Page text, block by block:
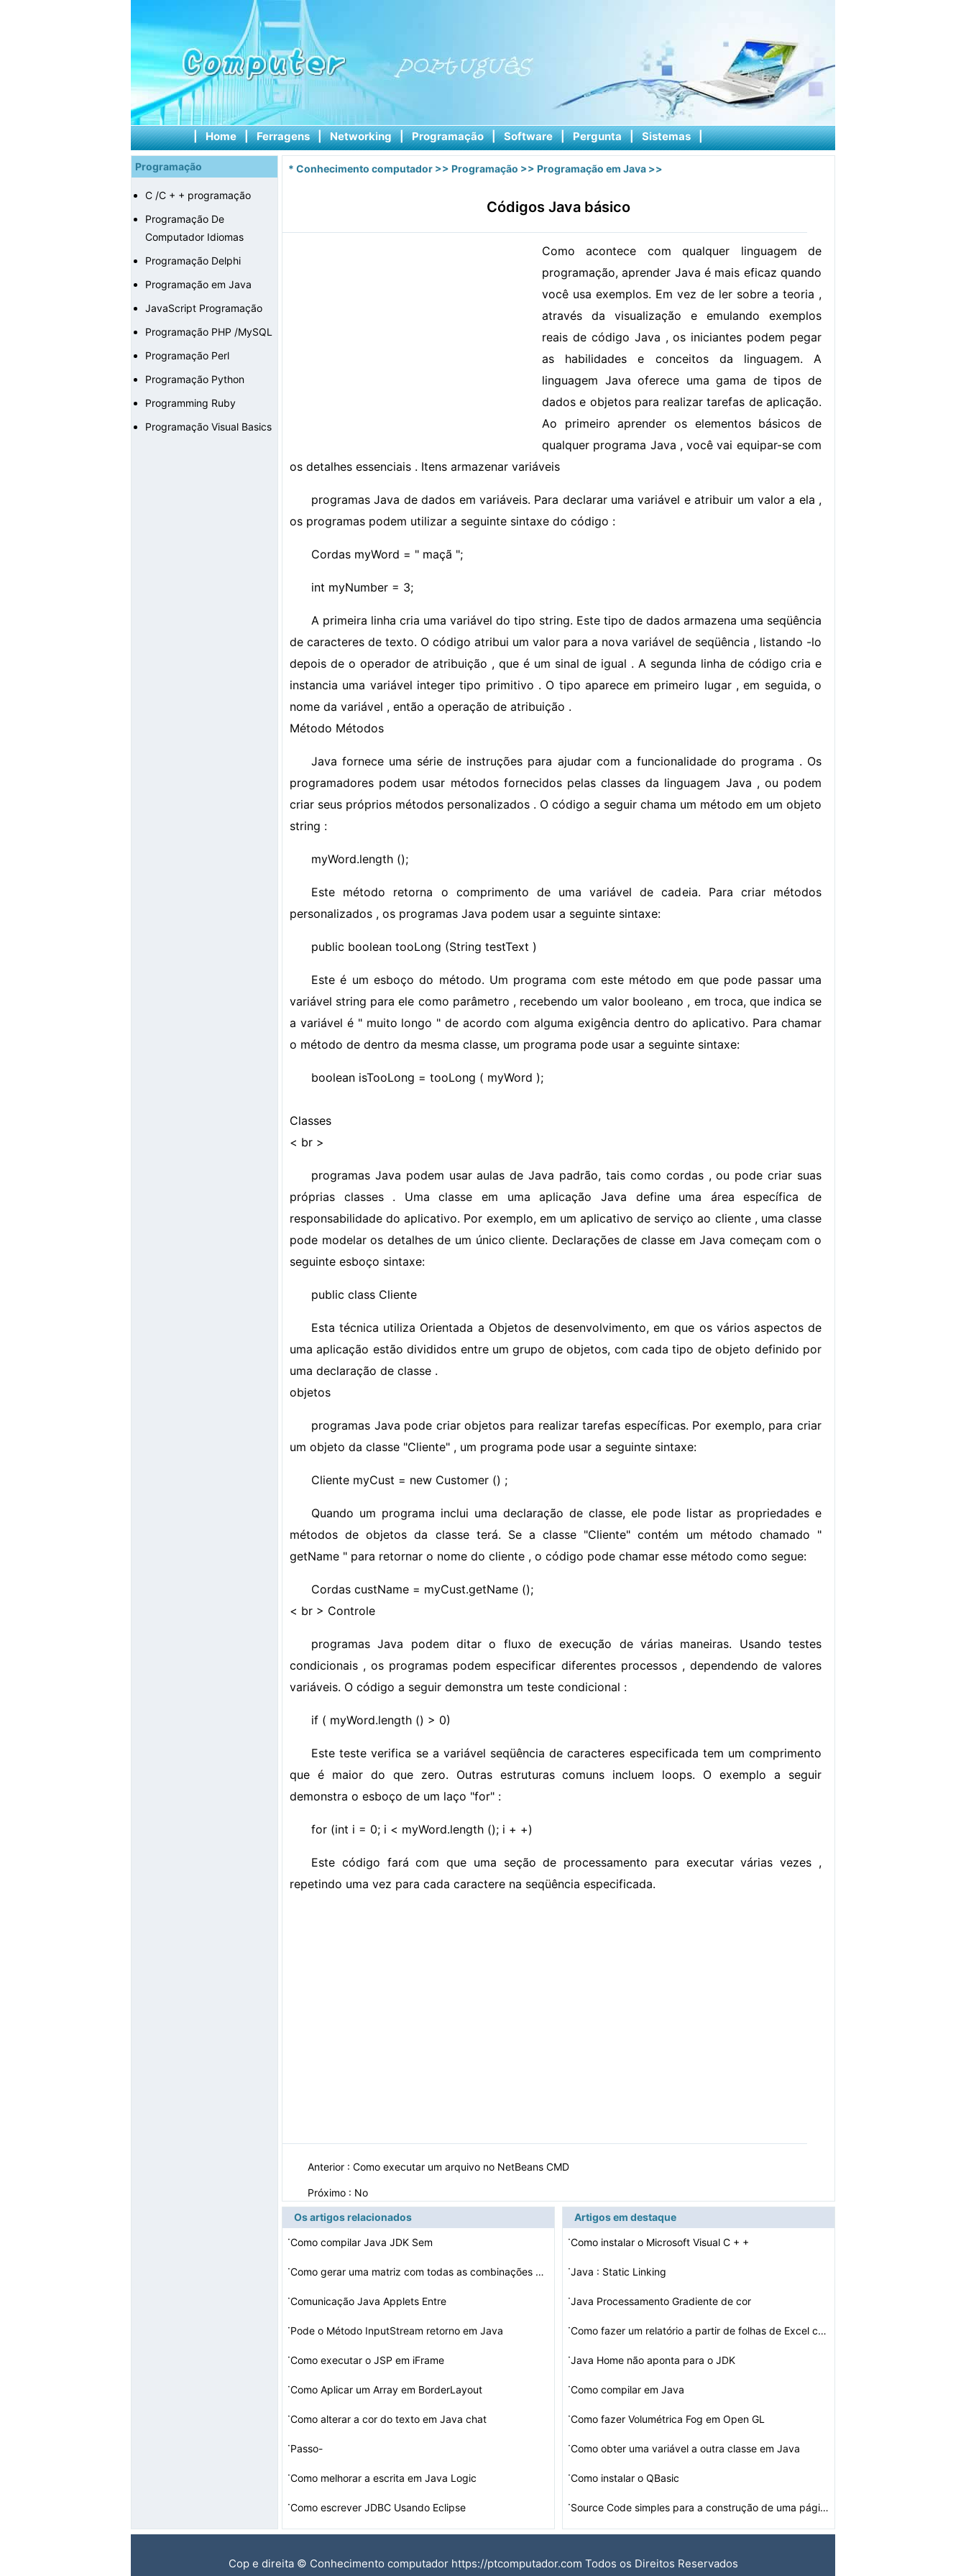
| Home | Ferragens | Networking | Programação | Software | Pergunta | Sistemas |
Programação
C /C + + programação
Programação De
Computador Idiomas
Programação Delphi
Programação em Java
JavaScript Programação
Programação PHP /MySQL
Programação Perl
Programação Python
Programming Ruby
Programação Visual Basics
* Conhecimento computador >> Programação >> Programação em Java >>
Códigos Java básico
Como acontece com qualquer linguagem de
programação, aprender Java é mais eficaz quando
você usa exemplos. Em vez de ler sobre a teoria ,
através da visualização e emulando exemplos
reais de código Java , os iniciantes podem pegar
as habilidades e conceitos da linguagem. A
linguagem Java oferece uma gama de tipos de
dados e objetos para realizar tarefas de aplicação.
Ao primeiro aprender os elementos básicos de
qualquer programa Java , você vai equipar-se com
os detalhes essenciais . Itens armazenar variáveis ​​
programas Java de dados em variáveis. Para declarar uma variável e atribuir um valor a ela ,
os programas podem utilizar a seguinte sintaxe do código :
Cordas myWord = " maçã ";
int myNumber = 3;
A primeira linha cria uma variável do tipo string. Este tipo de dados armazena uma seqüência
de caracteres de texto. O código atribui um valor para a nova variável de seqüência , listando -lo
depois de o operador de atribuição , que é um sinal de igual . A segunda linha de código cria e
instancia uma variável integer tipo primitivo . O tipo aparece em primeiro lugar , em seguida, o
nome da variável , então a operação de atribuição .
Método Métodos
Java fornece uma série de instruções para ajudar com a funcionalidade do programa . Os
programadores podem usar métodos fornecidos pelas classes da linguagem Java , ou podem
criar seus próprios métodos personalizados . O código a seguir chama um método em um objeto
string :
myWord.length ();
Este método retorna o comprimento de uma variável de cadeia. Para criar métodos
personalizados , os programas Java podem usar a seguinte sintaxe:
public boolean tooLong (String testText )
Este é um esboço do método. Um programa com este método em que pode passar uma
variável string para ele como parâmetro , recebendo um valor booleano , em troca, que indica se
a variável é " muito longo " de acordo com alguma exigência dentro do aplicativo. Para chamar
o método de dentro da mesma classe, um programa pode usar a seguinte sintaxe:
boolean isTooLong = tooLong ( myWord );
Classes
< br >
programas Java podem usar aulas de Java padrão, tais como cordas , ou pode criar suas
próprias classes . Uma classe em uma aplicação Java define uma área específica de
responsabilidade do aplicativo. Por exemplo, em um aplicativo de serviço ao cliente , uma classe
pode modelar os detalhes de um único cliente. Declarações de classe em Java começam com o
seguinte esboço sintaxe:
public class Cliente
Esta técnica utiliza Orientada a Objetos de desenvolvimento, em que os vários aspectos de
uma aplicação estão divididos entre um grupo de objetos, com cada tipo de objeto definido por
uma declaração de classe .
objetos
programas Java pode criar objetos para realizar tarefas específicas. Por exemplo, para criar
um objeto da classe "Cliente" , um programa pode usar a seguinte sintaxe:
Cliente myCust = new Customer () ;
Quando um programa inclui uma declaração de classe, ele pode listar as propriedades e
métodos de objetos da classe terá. Se a classe "Cliente" contém um método chamado "
getName " para retornar o nome do cliente , o código pode chamar esse método como segue:
Cordas custName = myCust.getName ();
< br > Controle
programas Java podem ditar o fluxo de execução de várias maneiras. Usando testes
condicionais , os programas podem especificar diferentes processos , dependendo de valores
variáveis. O código a seguir demonstra um teste condicional :
if ( myWord.length () > 0)
Este teste verifica se a variável seqüência de caracteres especificada tem um comprimento
que é maior do que zero. Outras estruturas comuns incluem loops. O exemplo a seguir
demonstra o esboço de um laço "for" :
for (int i = 0; i < myWord.length (); i + +)
Este código fará com que uma seção de processamento para executar várias vezes ,
repetindo uma vez para cada caractere na seqüência especificada.
Anterior : Como executar um arquivo no NetBeans CMD
Próximo : No
Os artigos relacionados
·Como compilar Java JDK Sem
· Como gerar uma matriz com todas as combinações possí…
·Comunicação Java Applets Entre
·Pode o Método InputStream retorno em Java
·Como executar o JSP em iFrame
·Como Aplicar um Array em BorderLayout
·Como alterar a cor do texto em Java chat
·Passo-
·Como melhorar a escrita em Java Logic
·Como escrever JDBC Usando Eclipse
Artigos em destaque
·Como instalar o Microsoft Visual C + +
·Java : Static Linking
·Java Processamento Gradiente de cor
· Como fazer um relatório a partir de folhas de Excel co…
·Java Home não aponta para o JDK
·Como compilar em Java
·Como fazer Volumétrica Fog em Open GL
·Como obter uma variável a outra classe em Java
·Como instalar o QBasic
· Source Code simples para a construção de uma página …
Cop e direita © Conhecimento computador https://ptcomputador.com Todos os Direitos Reservados